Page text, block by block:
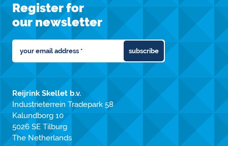
Register for
our newsletter
subscribe
Reijrink Skellet b.v.
Industrieterrein Tradepark 58
Kalundborg 10
5026 SE Tilburg
The Netherlands